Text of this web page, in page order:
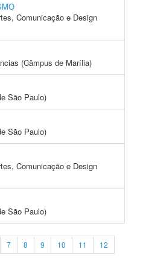
Comunicação e Design
(Câmpus de Marília)
São Paulo)
São Paulo)
Comunicação e Design
São Paulo)
7 8 9 10 11
12